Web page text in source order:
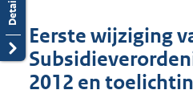
Eerste wijziging
2012 en